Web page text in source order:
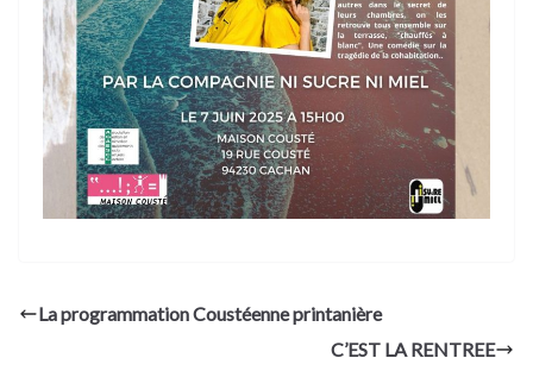
La programmation Coustéenne printanière
C’EST LA RENTREE